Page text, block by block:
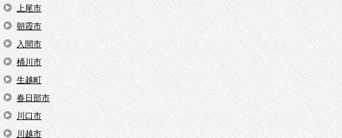
上尾市
朝霞市
入間市
桶川市
生越町
春日部市
川口市
川越市